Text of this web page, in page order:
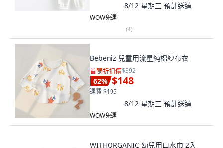
8/12 星期三 預計送達
WOW免運
(4)
Bebeniz 兒童用流星純棉紗布衣
首購折扣價$392
62% $148
運費 $195
8/12 星期三 預計送達
WOW免運
WITHORGANIC 幼兒用口水巾 2入